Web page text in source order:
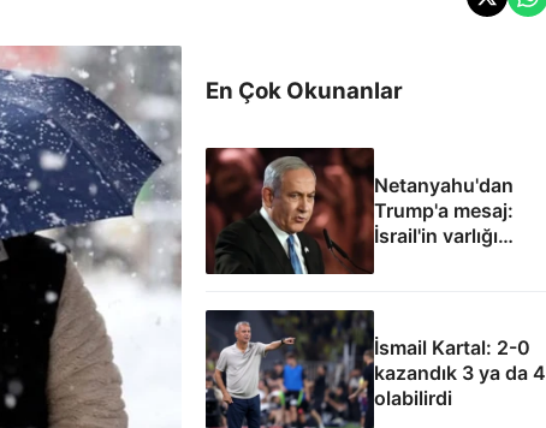
En Çok Okunanlar
Netanyahu'dan
Trump'a mesaj:
İsrail'in varlığı
İsmail Kartal: 2-0
kazandık 3 ya da 4
olabilirdi